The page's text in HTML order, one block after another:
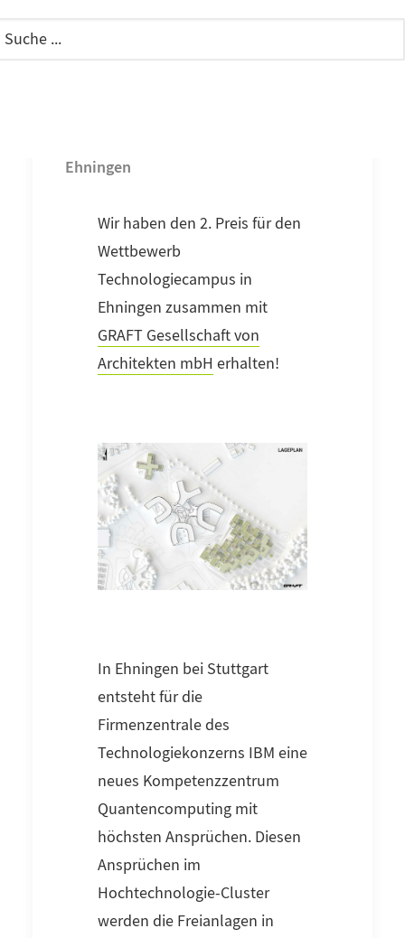
Ehningen
Wir haben den 2. Preis für den
Wettbewerb
Technologiecampus in
Ehningen zusammen mit
GRAFT Gesellschaft von
Architekten mbH erhalten!
In Ehningen bei Stuttgart
entsteht für die
Firmenzentrale des
Technologiekonzerns IBM eine
neues Kompetenzzentrum
Quantencomputing mit
höchsten Ansprüchen. Diesen
Ansprüchen im
Hochtechnologie-Cluster
werden die Freianlagen in